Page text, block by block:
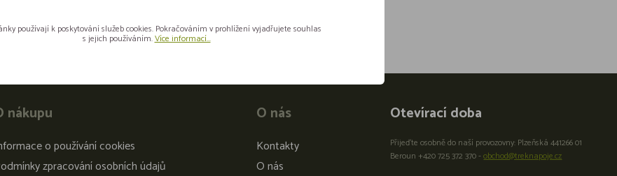
nákupu
o používání cookies
zpracování osobních údajů
O nás
Kontakty
O nás
Otevírací doba
Přijeďte osobně do naší provozovny: Plzeňská 441266 01
Beroun +420 725 372 370 -obchod@treknapoje.cz
používají k poskytování služeb cookies. Pokračováním v prohlížení vyjadřujete souhlas
s jejich používáním.Více informací...